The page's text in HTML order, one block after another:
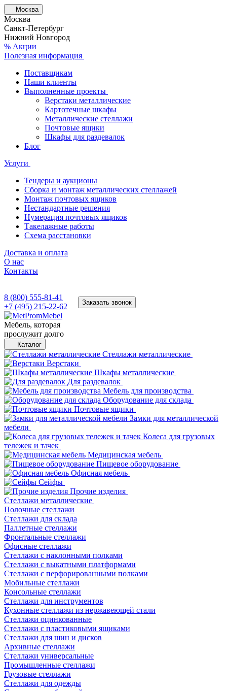
Москва
Москва
Санкт-Петербург
Нижний Новгород
% Акции
Полезная информация
Поставщикам
Наши клиенты
Выполненные проекты
Верстаки металлические
Картотечные шкафы
Металлические стеллажи
Почтовые ящики
Шкафы для раздевалок
Блог
Услуги
Тендеры и аукционы
Сборка и монтаж металлических стеллажей
Монтаж почтовых ящиков
Нестандартные решения
Нумерация почтовых ящиков
Такелажные работы
Схема расстановки
Доставка и оплата
О нас
Контакты
8 (800) 555-81-41
+7 (495) 215-22-62
Заказать звонок
Мебель, которая
прослужит долго
Каталог
Стеллажи металлические
Верстаки
Шкафы металлические
Для раздевалок
Мебель для производства
Оборудование для склада
Почтовые ящики
Замки для металлической
мебели
Колеса для грузовых
тележек и тачек
Медицинская мебель
Пищевое оборудование
Офисная мебель
Сейфы
Прочие изделия
Стеллажи металлические
Полочные стеллажи
Стеллажи для склада
Паллетные стеллажи
Фронтальные стеллажи
Офисные стеллажи
Стеллажи с наклонными полками
Стеллажи с выкатными платформами
Стеллажи с перфорированными полками
Мобильные стеллажи
Консольные стеллажи
Стеллажи для инструментов
Кухонные стеллажи из нержавеющей стали
Стеллажи оцинкованные
Стеллажи с пластиковыми ящиками
Стеллажи для шин и дисков
Архивные стеллажи
Стеллажи универсальные
Промышленные стеллажи
Грузовые стеллажи
Стеллажи для одежды